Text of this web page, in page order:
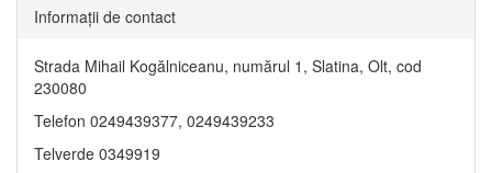
Informaţii de contact
Strada Mihail Kogălniceanu, numărul 1, Slatina, Olt, cod
230080
Telefon 0249439377, 0249439233
Telverde 0349919